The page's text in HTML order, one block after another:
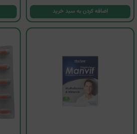
اضافه کردن به سبد خرید